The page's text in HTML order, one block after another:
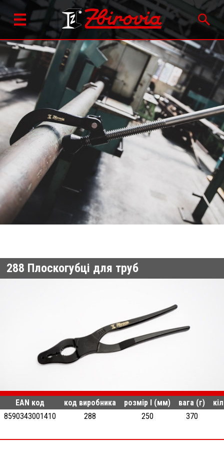
288 Плоскогубці для труб
EAN код код виробника розмір l (мм) вага (г)
8590343001410
288 250 370